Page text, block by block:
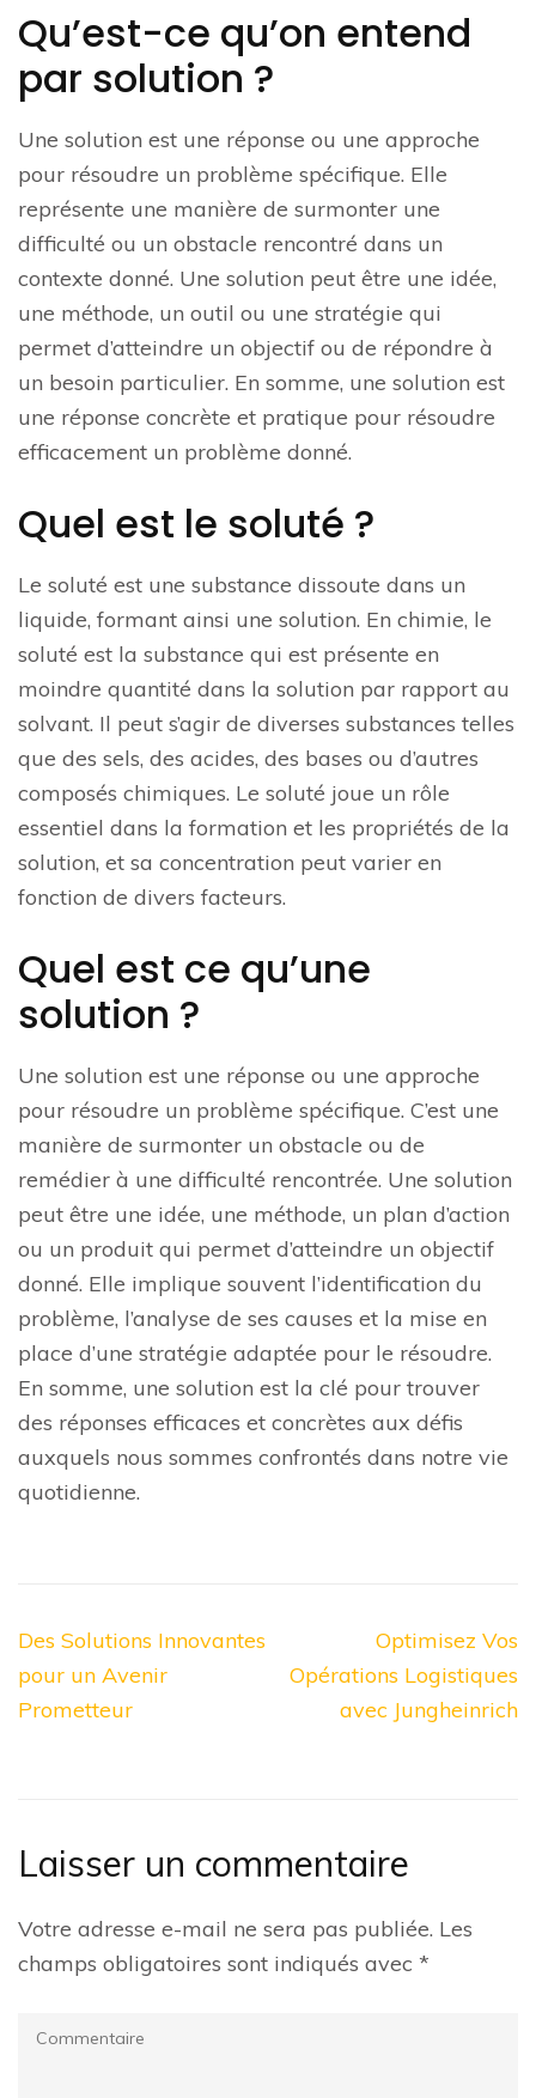
Qu’est-ce qu’on entend
par solution ?
Une solution est une réponse ou une approche
pour résoudre un problème spécifique. Elle
représente une manière de surmonter une
difficulté ou un obstacle rencontré dans un
contexte donné. Une solution peut être une idée,
une méthode, un outil ou une stratégie qui
permet d’atteindre un objectif ou de répondre à
un besoin particulier. En somme, une solution est
une réponse concrète et pratique pour résoudre
efficacement un problème donné.
Quel est le soluté ?
Le soluté est une substance dissoute dans un
liquide, formant ainsi une solution. En chimie, le
soluté est la substance qui est présente en
moindre quantité dans la solution par rapport au
solvant. Il peut s’agir de diverses substances telles
que des sels, des acides, des bases ou d’autres
composés chimiques. Le soluté joue un rôle
essentiel dans la formation et les propriétés de la
solution, et sa concentration peut varier en
fonction de divers facteurs.
Quel est ce qu’une
solution ?
Une solution est une réponse ou une approche
pour résoudre un problème spécifique. C’est une
manière de surmonter un obstacle ou de
remédier à une difficulté rencontrée. Une solution
peut être une idée, une méthode, un plan d’action
ou un produit qui permet d’atteindre un objectif
donné. Elle implique souvent l’identification du
problème, l’analyse de ses causes et la mise en
place d’une stratégie adaptée pour le résoudre.
En somme, une solution est la clé pour trouver
des réponses efficaces et concrètes aux défis
auxquels nous sommes confrontés dans notre vie
quotidienne.
Navigation
de
l’article
Des Solutions Innovantes
pour un Avenir
Prometteur
Optimisez Vos
Opérations Logistiques
avec Jungheinrich
Laisser un commentaire
Votre adresse e-mail ne sera pas publiée. Les
champs obligatoires sont indiqués avec *
Commentaire